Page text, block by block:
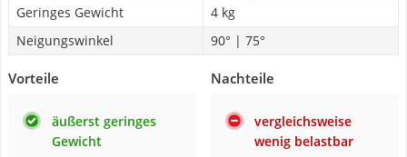
Geringes Gewicht
4 kg
Neigungswinkel
90° | 75°
Vorteile
äußerst geringes
Gewicht
Nachteile
vergleichsweise
wenig belastbar